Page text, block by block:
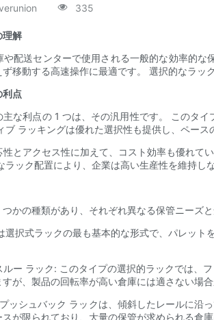
335
理解
配送センターで使用される一般的な効率的
移動する高速操作に最適です。 選択的なラッ
利点
な利点の 1 つは、その汎用性です。 このタ
ブ ラッキングは優れた選択性も提供し、ペー
とアクセス性に加えて、コスト効率も優れて
ラック配置により、企業は高い生産性を維持し
かの種類があり、それぞれ異なる保管ニーズ
選択式ラックの最も基本的な形式で、パレッ
ー ラック: このタイプの選択的ラックでは、
が、製品の回転率が高い倉庫には適さない場合
ッシュバック ラックは、傾斜したレールに沿
が限られており、大量の保管が求められる倉庫